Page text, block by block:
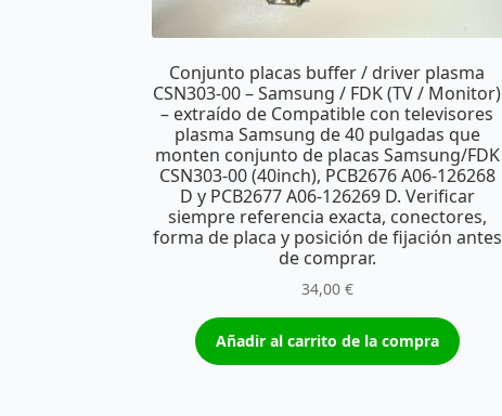
Conjunto placas buffer / driver plasma
CSN303-00 – Samsung / FDK (TV / Monitor)
– extraído de Compatible con televisores
plasma Samsung de 40 pulgadas que
monten conjunto de placas Samsung/FDK
CSN303-00 (40inch), PCB2676 A06-126268
D y PCB2677 A06-126269 D. Verificar
siempre referencia exacta, conectores,
forma de placa y posición de fijación antes
de comprar.
34,00 €
Añadir al carrito de la compra